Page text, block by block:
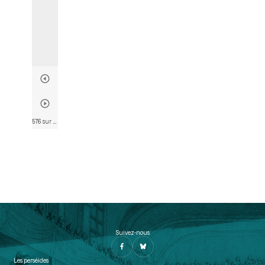
Suivez-nous
Les perséides